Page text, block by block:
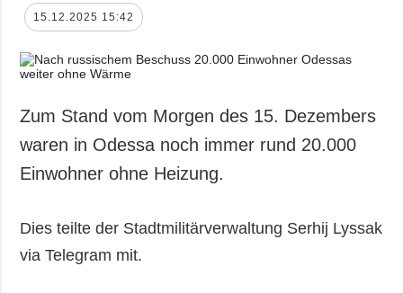
Wiederaufbau
Politik
Militär
Gesellschaft und
Kultur
Kriminalität
Notstand und
Politik zur
personenbezogener
15.12.2025 15:42
Zum Stand vom Morgen des 15. Dezembers
waren in Odessa noch immer rund 20.000
Einwohner ohne Heizung.
Dies teilte der Stadtmilitärverwaltung Serhij Lyssak
via Telegram mit.